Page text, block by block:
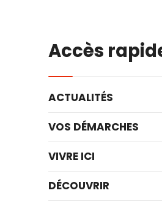
Accès
ACTUALITÉS
VOS DÉMARCHES
VIVRE ICI
DÉCOUVRIR